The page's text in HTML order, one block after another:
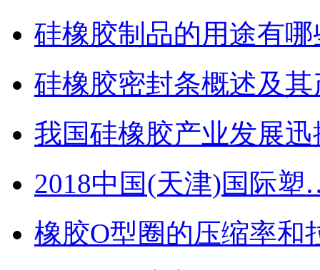
硅橡胶制品的用途有哪
硅橡胶密封条概述及
我国硅橡胶产业发展
2018中国(天津)国际
橡胶O型圈的压缩率和